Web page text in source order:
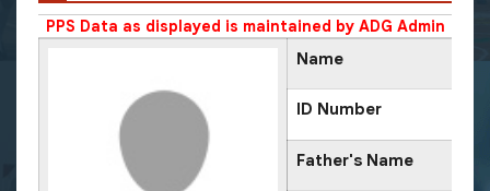
PPS Data as displayed is maintained by ADG Admin
Name
ID Number
Father's Name